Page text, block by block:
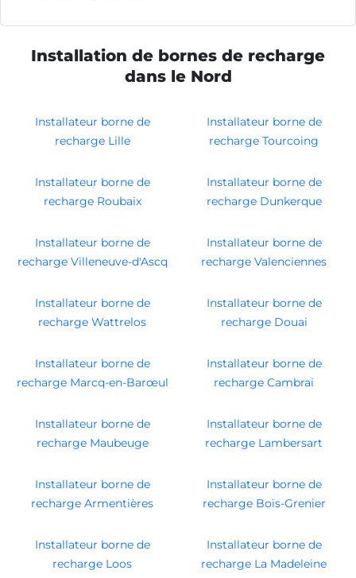
Installation de bornes de recharge
dans le Nord
Installateur borne de
recharge Lille
Installateur borne de
recharge Tourcoing
Installateur borne de
recharge Roubaix
Installateur borne de
recharge Dunkerque
Installateur borne de
recharge Villeneuve-d'Ascq
Installateur borne de
recharge Valenciennes
Installateur borne de
recharge Wattrelos
Installateur borne de
recharge Douai
Installateur borne de
recharge Marcq-en-Barœul
Installateur borne de
recharge Cambrai
Installateur borne de
recharge Maubeuge
Installateur borne de
recharge Lambersart
Installateur borne de
recharge Armentières
Installateur borne de
recharge Bois-Grenier
Installateur borne de
recharge Loos
Installateur borne de
recharge La Madeleine